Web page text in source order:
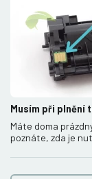
Musím při plnění
Máte doma
poznáte, zda je